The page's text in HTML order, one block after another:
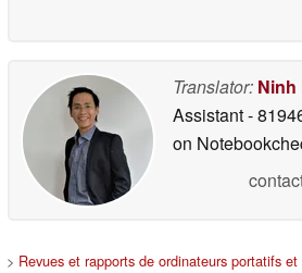
Translator: Ninh
Assistant-
on
> Revues et rapports de ordinateurs portatifs